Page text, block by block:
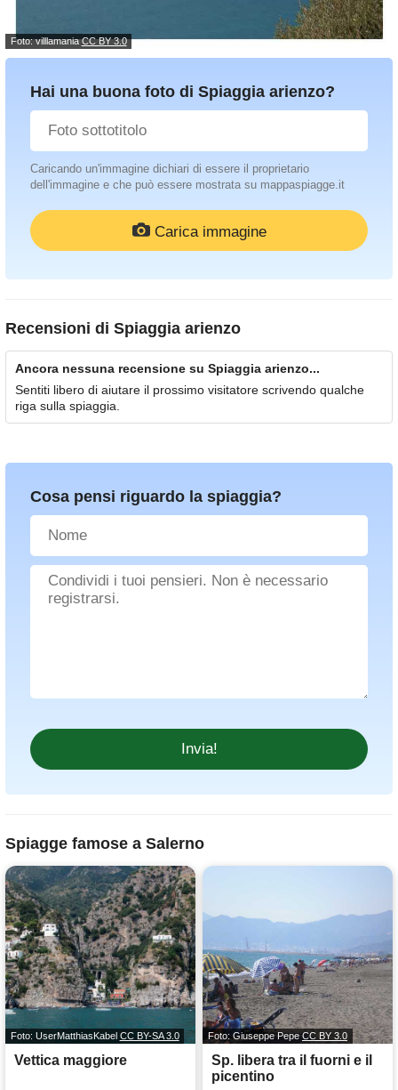
Foto: villlamaniaCC BY 3.0
Hai una buona foto di Spiaggia arienzo?
Caricando un'immagine dichiari di essere il proprietario
dell'immagine e che può essere mostrata su mappaspiagge.it
Carica immagine
Recensioni di Spiaggia arienzo
Ancora nessuna recensione su Spiaggia arienzo...
Sentiti libero di aiutare il prossimo visitatore scrivendo qualche
riga sulla spiaggia.
Cosa pensi riguardo la spiaggia?
Spiagge famose a Salerno
Foto: UserMatthiasKabel CC BY-SA 3.0
Vettica maggiore
Foto: Giuseppe Pepe CC BY 3.0
Sp. libera tra il fuorni e il
picentino